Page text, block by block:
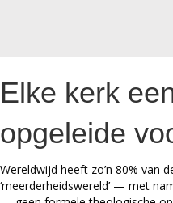
Elke kerk
opgeleide
Wereldwijd heeft zo’n 80% van
‘meerderheidswereld’ — met